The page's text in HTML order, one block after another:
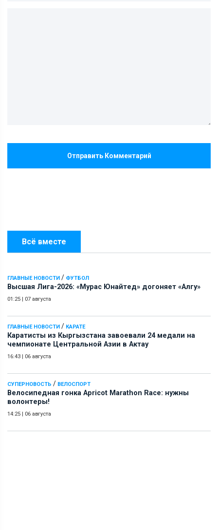
Всё вместе
ГЛАВНЫЕ НОВОСТИ / ФУТБОЛ
Высшая Лига-2026: «Мурас Юнайтед» догоняет «Алгу»
01:25 | 07 августа
ГЛАВНЫЕ НОВОСТИ / КАРАТЕ
Каратисты из Кыргызстана завоевали 24 медали на
чемпионате Центральной Азии в Актау
16:43 | 06 августа
СУПЕРНОВОСТЬ / ВЕЛОСПОРТ
Велосипедная гонка Apricot Marathon Race: нужны
волонтеры!
14:25 | 06 августа
Отправить Комментарий